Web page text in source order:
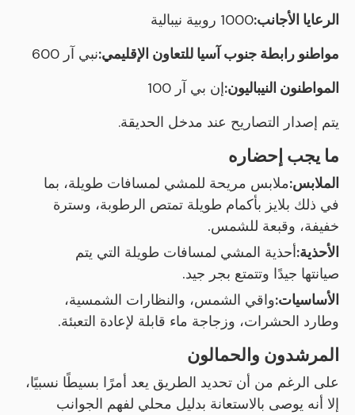
الرعايا الأجانب:1000 روبية نيبالية
مواطنو رابطة جنوب آسيا للتعاون الإقليمي:نبي آر 600
المواطنون النيباليون:إن بي آر 100
يتم إصدار التصاريح عند مدخل الحديقة.
ما يجب إحضاره
الملابس:ملابس مريحة للمشي لمسافات طويلة، بما
في ذلك بلايز بأكمام طويلة تمتص الرطوبة، وسترة
خفيفة، وقبعة للشمس.
الأحذية:أحذية المشي لمسافات طويلة التي يتم
صيانتها جيدًا وتتمتع بجر جيد.
الأساسيات:واقي الشمس، والنظارات الشمسية،
وطارد الحشرات، وزجاجة ماء قابلة لإعادة التعبئة.
المرشدون والحمالون
على الرغم من أن تحديد الطريق يعد أمرًا بسيطًا نسبيًا،
إلا أنه يوصى بالاستعانة بدليل محلي لفهم الجوانب